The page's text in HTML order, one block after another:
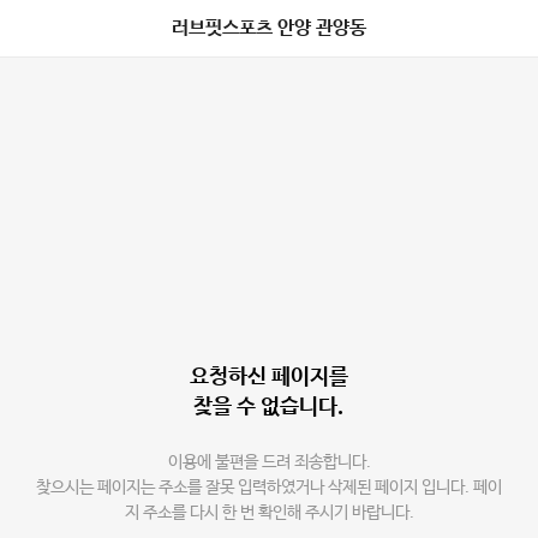
러브핏스포츠 안양 관양동
요청하신 페이지를
찾을 수 없습니다.
이용에 불편을 드려 죄송합니다.
찾으시는 페이지는 주소를 잘못 입력하였거나 삭제된 페이지 입니다. 페이
지 주소를 다시 한 번 확인해 주시기 바랍니다.